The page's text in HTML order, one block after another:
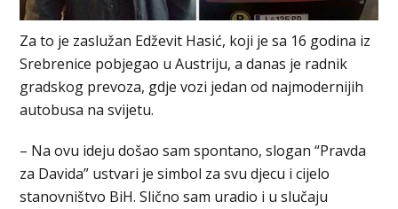
Za to je zaslužan Edževit Hasić, koji je sa 16 godina iz
Srebrenice pobjegao u Austriju, a danas je radnik
gradskog prevoza, gdje vozi jedan od najmodernijih
autobusa na svijetu.
– Na ovu ideju došao sam spontano, slogan “Pravda
za Davida” ustvari je simbol za svu djecu i cijelo
stanovništvo BiH. Slično sam uradio i u slučaju